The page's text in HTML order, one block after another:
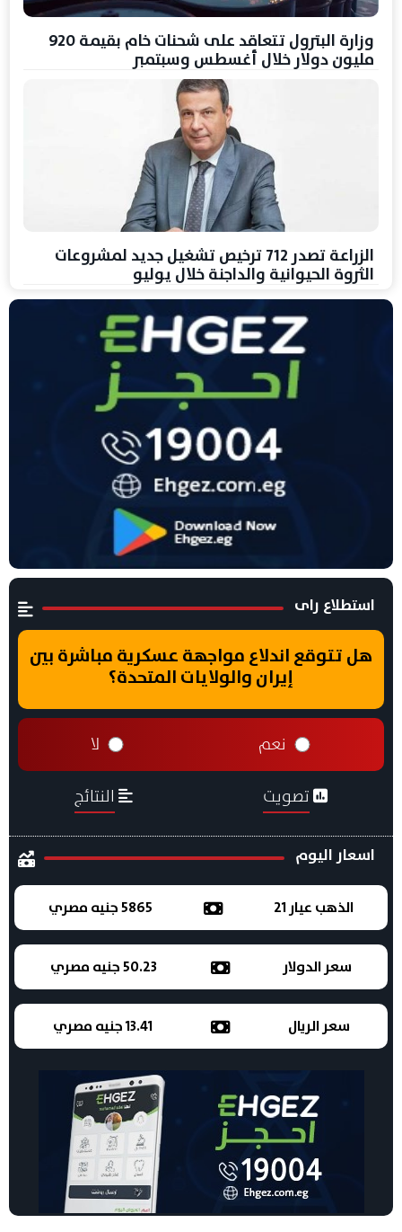
وزارة البترول تتعاقد على شحنات خام بقيمة 920
مليون دولار خلال أغسطس وسبتمبر
الزراعة تصدر 712 ترخيص تشغيل جديد لمشروعات
الثروة الحيوانية والداجنة خلال يوليو
استطلاع راى
هل تتوقع اندلاع مواجهة عسكرية مباشرة بين
إيران والولايات المتحدة؟
نعم لا
تصويت النتائج
اسعار اليوم
الذهب عيار 21 5865 جنيه مصري
سعر الدولار 50.23 جنيه مصري
سعر الريال 13.41 جنيه مصري